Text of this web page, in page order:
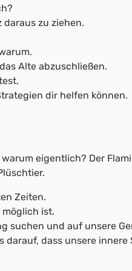
zu ziehen.
Alte abzuschließen.
dir helfen können.
eigentlich? Der
Zeiten.
ist.
suchen und auf unsere
dass unsere